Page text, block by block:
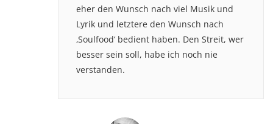
eher den Wunsch nach viel Musik und
Lyrik und letztere den Wunsch nach
‚Soulfood‘ bedient haben. Den Streit, wer
besser sein soll, habe ich noch nie
verstanden.